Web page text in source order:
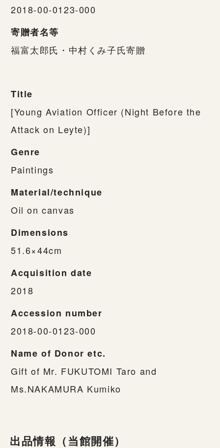
2018-00-0123-000
寄贈者名等
福富太郎氏・中村くみ子氏寄贈
Title
[Young Aviation Officer (Night Before the
Attack on Leyte)]
Genre
Paintings
Material/technique
Oil on canvas
Dimensions
51.6×44cm
Acquisition date
2018
Accession number
2018-00-0123-000
Name of Donor etc.
Gift of Mr. FUKUTOMI Taro and
Ms.NAKAMURA Kumiko
出品情報（当館開催）